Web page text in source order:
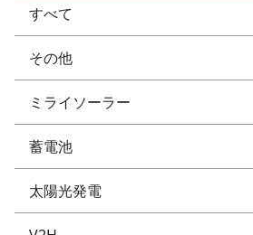
すべて
その他
ミライソーラー
蓄電池
太陽光発電